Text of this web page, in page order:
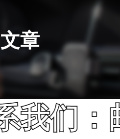
文章
我们